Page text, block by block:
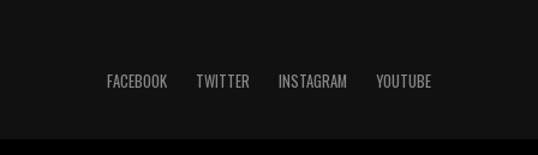
FACEBOOK TWITTER INSTAGRAM YOUTUBE